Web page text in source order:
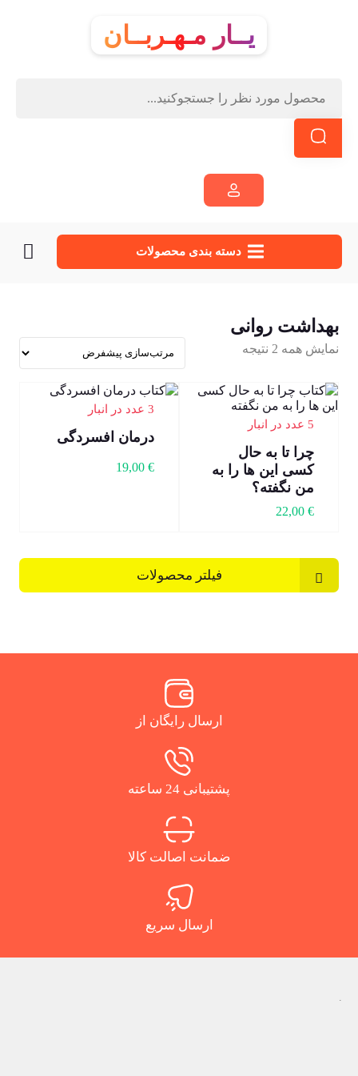
یــار مـهـربــان
دسته‌ بندی محصولات
بهداشت روانی
نمایش همه 2 نتیجه
5 عدد در انبار
چرا تا به حال
کسی این ها را به
من نگفته؟
22,00 €
3 عدد در انبار
درمان افسردگی
19,00€
فیلتر محصولات
ارسال رایگان از
پشتیبانی 24 ساعته
ضمانت اصالت کالا
ارسال سریع
.